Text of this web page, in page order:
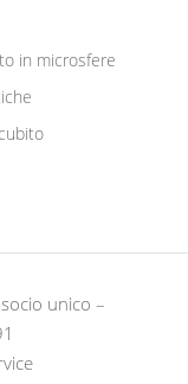
in microsfere
unico –